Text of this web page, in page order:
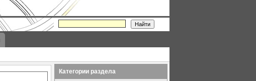
Категории раздела